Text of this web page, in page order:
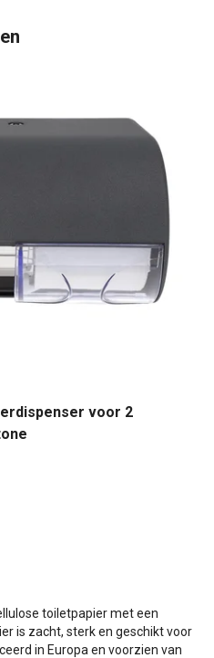
voor 2
toiletpapier met een
is zacht, sterk en geschikt voor
in Europa en voorzien van